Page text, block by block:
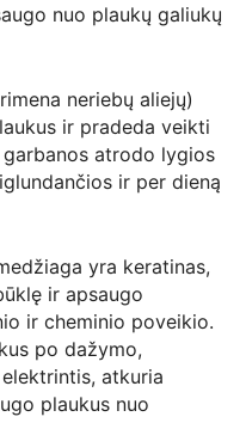
nuo plaukų galiukų
neriebų aliejų)
ir pradeda veikti
atrodo lygios
ir per dieną
yra keratinas,
ir apsaugo
ir cheminio poveikio.
po dažymo,
atkuria
plaukus nuo